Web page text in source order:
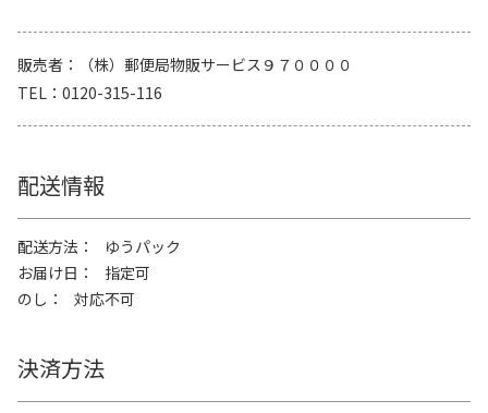
販売者
（株）郵便局物販サービス９７００００
TEL
0120-315-116
配送情報
配送方法
ゆうパック
お届け日
指定可
のし
対応不可
決済方法